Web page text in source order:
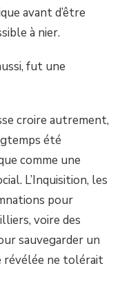
avant d’être
à nier.
fut une
croire autrement,
été
comme une
L’Inquisition, les
pour
voire des
sauvegarder un
révélée ne tolérait